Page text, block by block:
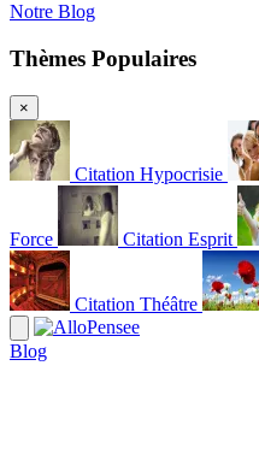
Notre Blog
Thèmes Populaires
×
Citation Hypocrisie
Force Citation Esprit
Citation Théâtre
Blog